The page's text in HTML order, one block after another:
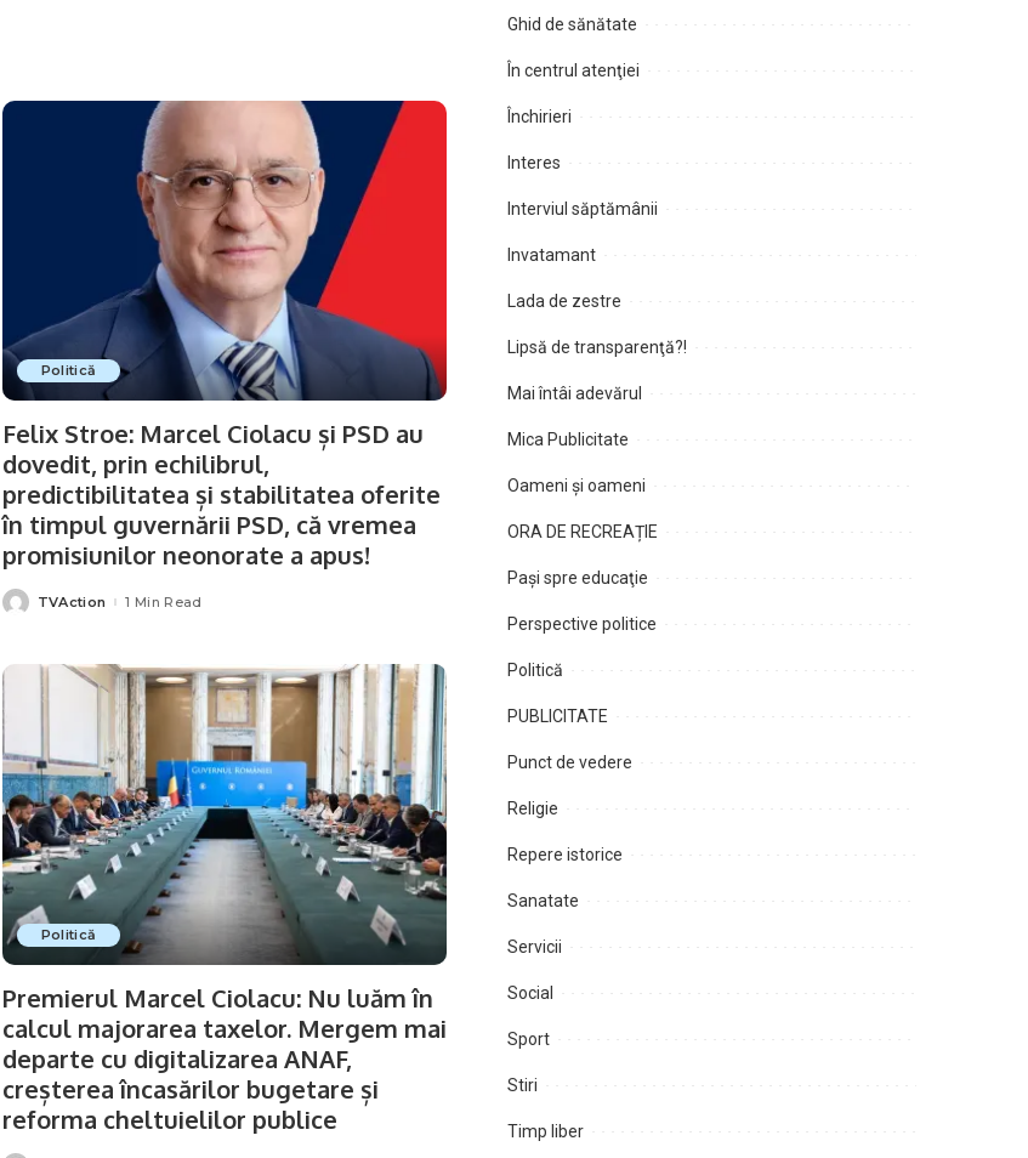
Politică
Felix Stroe: Marcel Ciolacu și PSD au
dovedit, prin echilibrul,
predictibilitatea și stabilitatea oferite
în timpul guvernării PSD, că vremea
promisiunilor neonorate a apus!
PostedTVAction 1 Min Read
Politică
Premierul Marcel Ciolacu: Nu luăm în
calcul majorarea taxelor. Mergem mai
departe cu digitalizarea ANAF,
creșterea încasărilor bugetare și
reforma cheltuielilor publice
Ghid de sănătate
În centrul atenţiei
Închirieri
Interes
Interviul săptămânii
Invatamant
Lada de zestre
Lipsă de transparenţă?!
Mai întâi adevărul
Mica Publicitate
Oameni şi oameni
ORA DE RECREAȚIE
Paşi spre educaţie
Perspective politice
Politică
PUBLICITATE
Punct de vedere
Religie
Repere istorice
Sanatate
Servicii
Social
Sport
Stiri
Timp liber